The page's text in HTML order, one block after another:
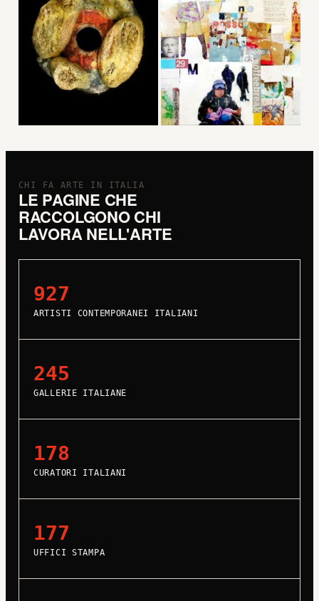
CHI FA ARTE IN ITALIA
LE PAGINE CHE
RACCOLGONO CHI
LAVORA NELL'ARTE
927
ARTISTI CONTEMPORANEI ITALIANI
245
GALLERIE ITALIANE
178
CURATORI ITALIANI
177
UFFICI STAMPA